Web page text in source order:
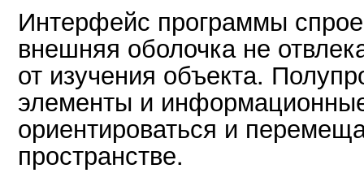
Интерфейс программы
внешняя оболочка не
от изучения объекта.
элементы и
ориентироваться и
пространстве.